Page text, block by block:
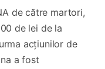
de către martori,
de lei de la
acțiunilor de
a fost